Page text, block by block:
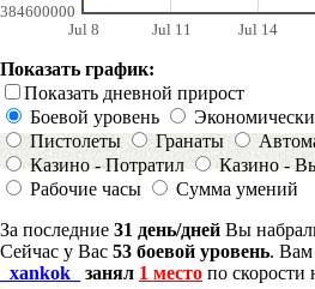
Jul 8 Jul 11 Jul 14
384600000
Показать график:
Показать дневной прирост
Боевой уровень
Пистолеты
Гранаты
Казино - Потратил
Казино -
Рабочие часы
Сумма умений
За последние 31 день/дней Вы
Сейчас у Вас 53 боевой уровень. Вам
_xankok_
занял 1 место по скорости